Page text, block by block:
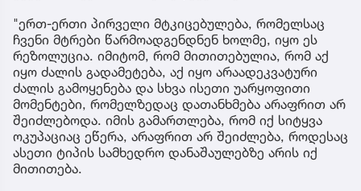
"ერთ-ერთი პირველი მტკიცებულება, რომელსაც
ჩვენი მტრები წარმოადგენდნენ ხოლმე, იყო ეს
რეზოლუცია. იმიტომ, რომ მითითებულია, რომ აქ
იყო ძალის გადამეტება, აქ იყო არაადეკვატური
ძალის გამოყენება და სხვა ისეთი უარყოფითი
მომენტები, რომელზედაც დათანხმება არაფრით არ
შეიძლებოდა. იმის გამართლება, რომ იქ სიტყვა
ოკუპაციაც ეწერა, არაფრით არ შეიძლება, როდესაც
ასეთი ტიპის სამხედრო დანაშაულებზე არის იქ
მითითება.